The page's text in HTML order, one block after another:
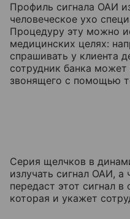
Профиль сигнала ОАИ
человеческое ухо
Процедуру эту можно
медицинских целях:
спрашивать у клиента
сотрудник банка
звонящего с помощью
Серия щелчков в
излучать сигнал ОАИ,
передаст этот сигнал
которая и укажет